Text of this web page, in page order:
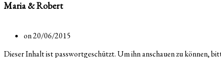
Maria & Robert
on 20/06/2015
Dieser Inhalt ist passwortgeschützt. Um ihn anschauen zu können,